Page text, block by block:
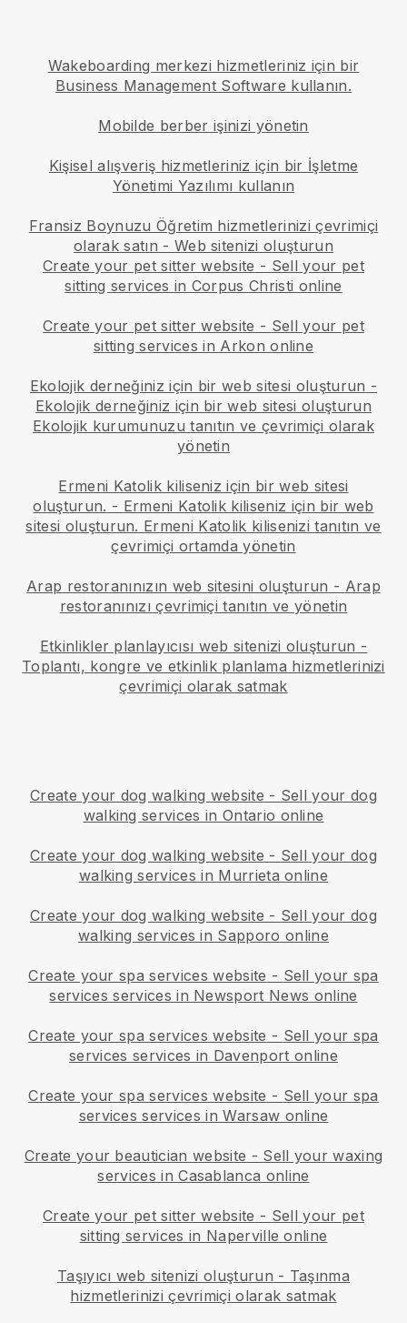
Wakeboarding merkezi hizmetleriniz için bir
Business Management Software kullanın.
Mobilde berber işinizi yönetin
Kişisel alışveriş hizmetleriniz için bir İşletme
Yönetimi Yazılımı kullanın
Fransiz Boynuzu Öğretim hizmetlerinizi çevrimiçi
olarak satın - Web sitenizi oluşturun
Create your pet sitter website - Sell your pet
sitting services in Corpus Christi online
Create your pet sitter website - Sell your pet
sitting services in Arkon online
Ekolojik derneğiniz için bir web sitesi oluşturun -
Ekolojik derneğiniz için bir web sitesi oluşturun
Ekolojik kurumunuzu tanıtın ve çevrimiçi olarak
yönetin
Ermeni Katolik kiliseniz için bir web sitesi
oluşturun. - Ermeni Katolik kiliseniz için bir web
sitesi oluşturun. Ermeni Katolik kilisenizi tanıtın ve
çevrimiçi ortamda yönetin
Arap restoranınızın web sitesini oluşturun - Arap
restoranınızı çevrimiçi tanıtın ve yönetin
Etkinlikler planlayıcısı web sitenizi oluşturun -
Toplantı, kongre ve etkinlik planlama hizmetlerinizi
çevrimiçi olarak satmak
Create your dog walking website - Sell your dog
walking services in Ontario online
Create your dog walking website - Sell your dog
walking services in Murrieta online
Create your dog walking website - Sell your dog
walking services in Sapporo online
Create your spa services website - Sell your spa
services services in Newsport News online
Create your spa services website - Sell your spa
services services in Davenport online
Create your spa services website - Sell your spa
services services in Warsaw online
Create your beautician website - Sell your waxing
services in Casablanca online
Create your pet sitter website - Sell your pet
sitting services in Naperville online
Taşıyıcı web sitenizi oluşturun - Taşınma
hizmetlerinizi çevrimiçi olarak satmak